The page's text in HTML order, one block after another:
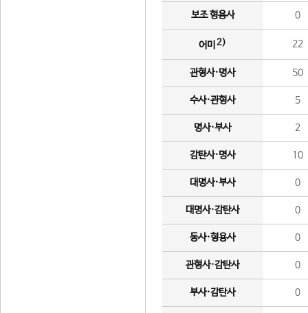
보조 형용사 0
어미 2) 22
관형사·명사 50
수사·관형사 5
명사·부사 2
감탄사·명사 10
대명사·부사 0
대명사·감탄사 0
동사·형용사 0
관형사·감탄사 0
부사·감탄사 0